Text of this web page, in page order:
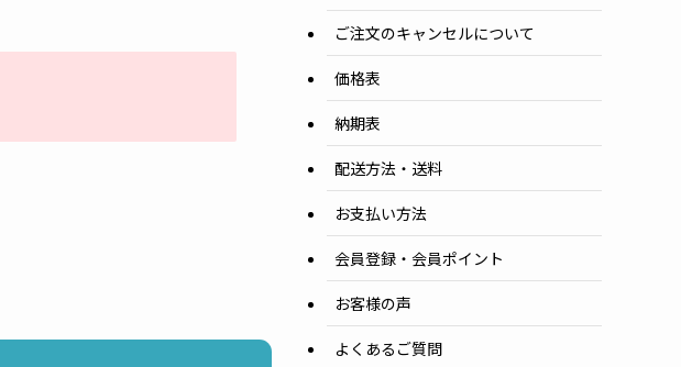
ご注文のキャンセルについて
価格表
納期表
配送方法・送料
お支払い方法
会員登録・会員ポイント
お客様の声
よくあるご質問